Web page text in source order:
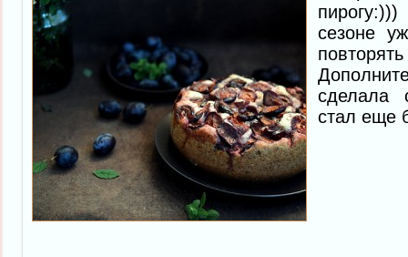
сезоне
сделала
стал еще